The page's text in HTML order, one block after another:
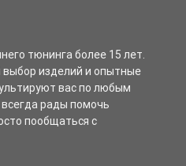
тюнинга более 15 лет.
изделий и опытные
вас по любым
рады помочь
пообщаться с